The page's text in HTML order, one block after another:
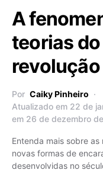
A
teorias
Por Caiky Pinheiro
Atualizado em 22 de
em 26 de dezembro
Entenda mais sobre
novas formas de
desenvolvidas no